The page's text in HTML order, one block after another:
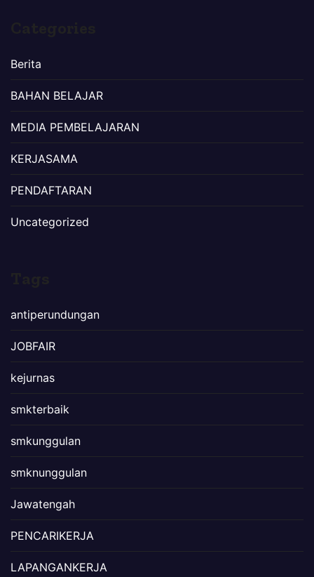
Berita
BAHAN BELAJAR
MEDIA PEMBELAJARAN
KERJASAMA
PENDAFTARAN
Uncategorized
antiperundungan
JOBFAIR
kejurnas
smkterbaik
smkunggulan
smknunggulan
Jawatengah
PENCARIKERJA
LAPANGANKERJA